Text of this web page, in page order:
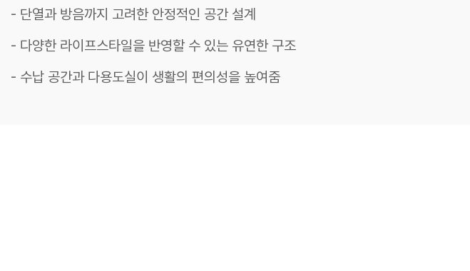
- 단열과 방음까지 고려한 안정적인 공간 설계
- 다양한 라이프스타일을 반영할 수 있는 유연한 구조
- 수납 공간과 다용도실이 생활의 편의성을 높여줌